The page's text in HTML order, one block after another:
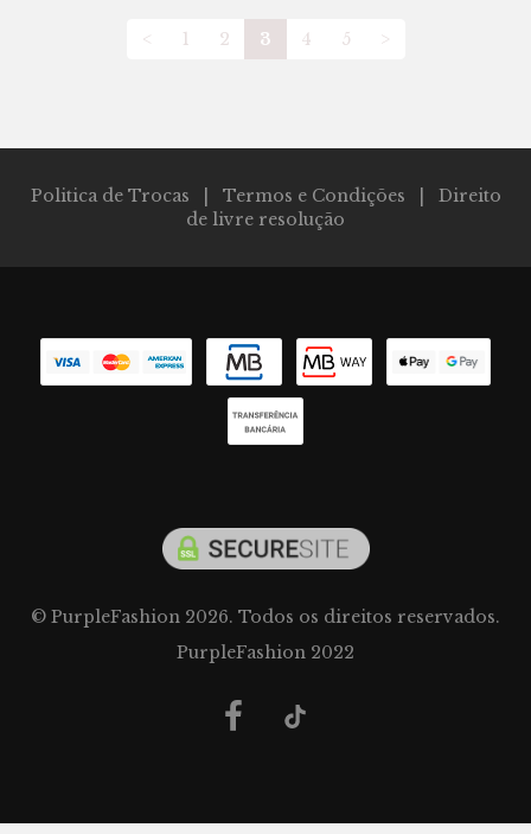
< 1 2 3 4 5 >
Politica de Trocas Termos e Condições
Direito
de livre resolução
© PurpleFashion 2026. Todos os direitos reservados.
PurpleFashion 2022